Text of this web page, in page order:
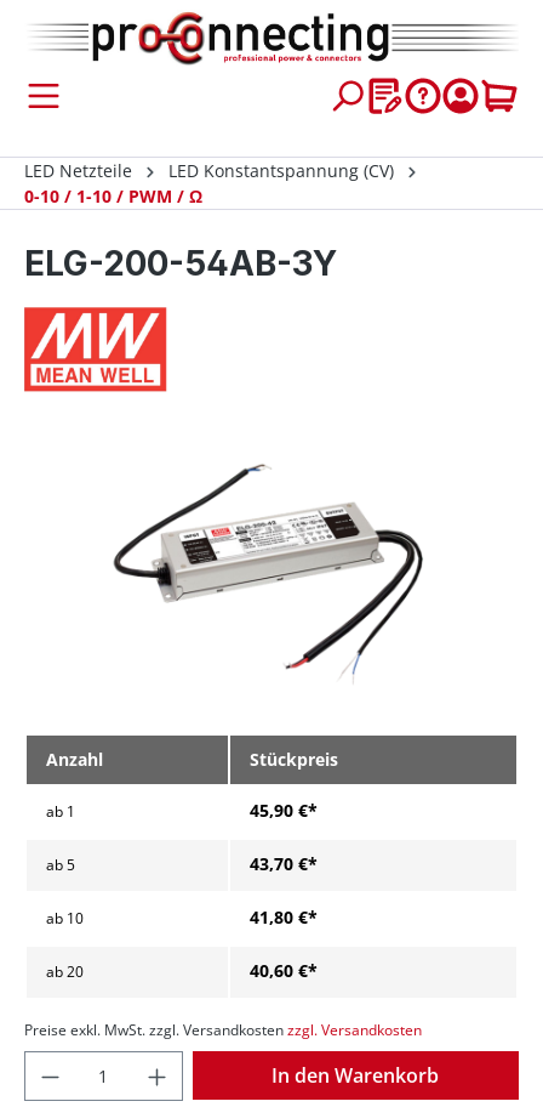
springen
LED Netzteile
LED Konstantspannung (CV)
0-10 / 1-10 / PWM / Ω
ELG-200-54AB-3Y
Anzahl Stückpreis
ab 1 45,90 €*
ab5 43,70 €*
ab 10 41,80 €*
ab20 40,60 €*
Preise exkl. MwSt. zzgl. Versandkostenzzgl. Versandkosten
In den Warenkorb